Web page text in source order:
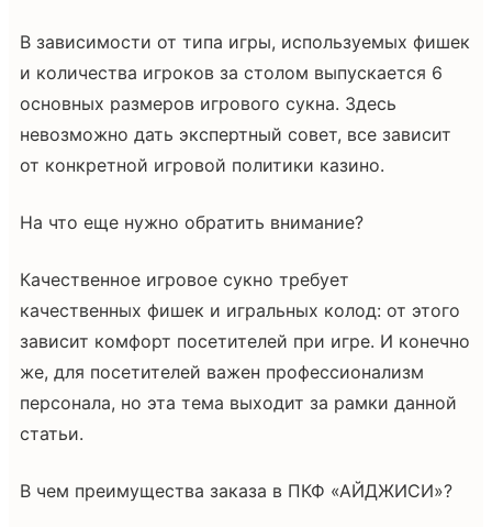
В зависимости от типа игры, используемых фишек
и количества игроков за столом выпускается 6
основных размеров игрового сукна. Здесь
невозможно дать экспертный совет, все зависит
от конкретной игровой политики казино.
На что еще нужно обратить внимание?
Качественное игровое сукно требует
качественных фишек и игральных колод: от этого
зависит комфорт посетителей при игре. И конечно
же, для посетителей важен профессионализм
персонала, но эта тема выходит за рамки данной
статьи.
В чем преимущества заказа в ПКФ «АЙДЖИСИ»?